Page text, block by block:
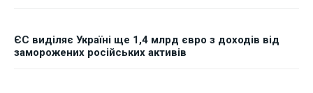
ЄС виділяє Україні ще 1,4 млрд євро з доходів від
заморожених російських активів